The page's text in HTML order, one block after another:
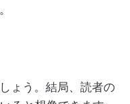
ょう。結局、読者の